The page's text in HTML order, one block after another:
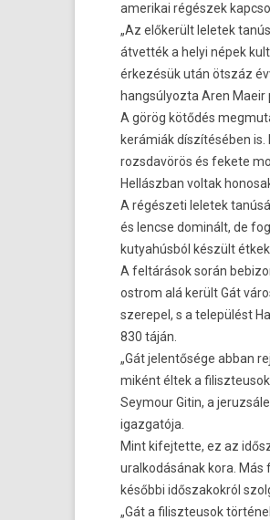
amerikai régészek
„Az előkerült leletek
átvették a helyi népek
érkezésük után ötszáz
han­gsúlyoz­ta Aren Maeir
A görög kötődés
kerámiák díszítésében
rozsdavörös és fekete
Hellászban vol­tak
A régészeti leletek
és lencse dominált, de
kutyahús­ból készült
A feltárások során
ostrom alá került Gát
szerepel, s a települést
830 táján.
„Gát jelen­tősége abban
miként éltek a filiszteusok
Seymour Gitin, a
igaz­gatója.
Mint kifej­tette, ez az
ural­kodásának kora. Más
későbbi idős­zakok­ról
„Gát a filiszteusok